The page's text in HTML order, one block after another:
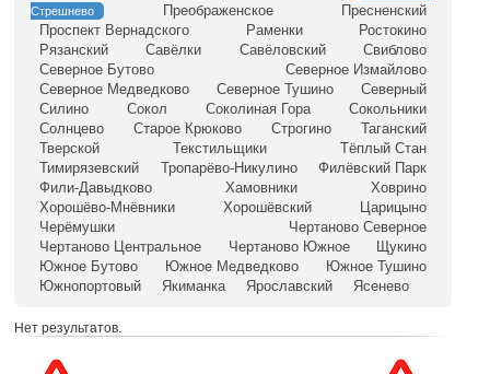
Стрешнево
Преображенское
Пресненский
Проспект Вернадского
Раменки
Ростокино
Рязанский
Савёлки Савёловский
Свиблово
Северное Бутово
Северное Измайлово
Северное Медведково
Северное Тушино
Северный
Силино
Сокол Соколиная Гора
Сокольники
Солнцево
Старое Крюково Строгино
Таганский
Тверской
Текстильщики
Тёплый Стан
Тимирязевский
Тропарёво-Никулино
Филёвский Парк
Фили-Давыдково
Хамовники
Ховрино
Хорошёво-Мнёвники
Хорошёвский
Царицыно
Черёмушки
Чертаново Северное
Чертаново Центральное
Чертаново Южное
Щукино
Южное Бутово
Южное Медведково
Южное Тушино
Южнопортовый
Якиманка Ярославский Ясенево
Нет результатов.